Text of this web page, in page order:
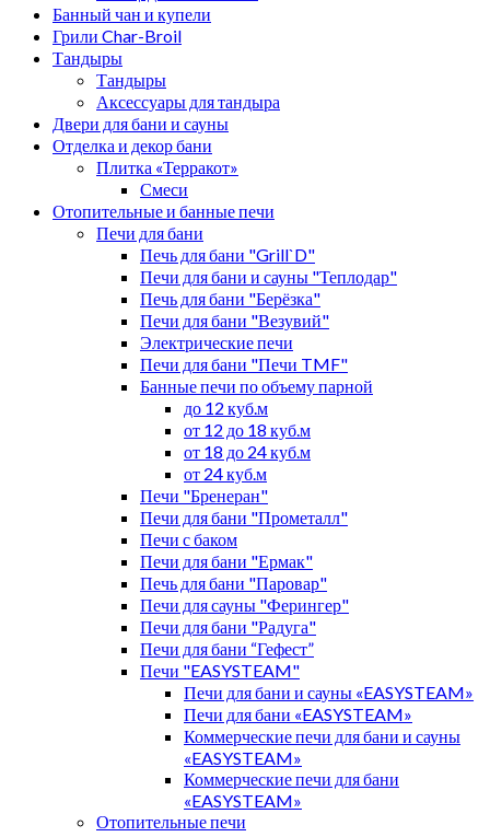
Банный чан и купели
Грили Char-Broil
Тандыры
Тандыры
Аксессуары для тандыра
Двери для бани и сауны
Отделка и декор бани
Плитка «Терракот»
Смеси
Отопительные и банные печи
Печи для бани
Печь для бани "Grill`D"
Печи для бани и сауны "Теплодар"
Печь для бани "Берёзка"
Печи для бани "Везувий"
Электрические печи
Печи для бани "Печи TMF"
Банные печи по объему парной
до 12 куб.м
от 12 до 18 куб.м
от 18 до 24 куб.м
от 24 куб.м
Печи "Бренеран"
Печи для бани "Прометалл"
Печи с баком
Печи для бани "Ермак"
Печь для бани "Паровар"
Печи для сауны "Ферингер"
Печи для бани "Радуга"
Печи для бани “Гефест”
Печи "EASYSTEAM"
Печи для бани и сауны «EASYSTEAM»
Печи для бани «EASYSTEAM»
Коммерческие печи для бани и сауны
«EASYSTEAM»
Коммерческие печи для бани
«EASYSTEAM»
Отопительные печи